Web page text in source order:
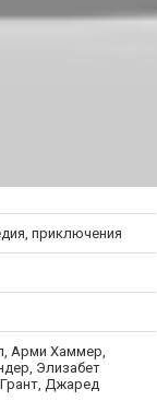
приключения
Арми Хаммер,
Элизабет
Джаред